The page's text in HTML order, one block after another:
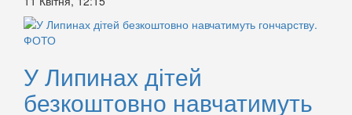
У Липинах дітей
безкоштовно навчатимуть